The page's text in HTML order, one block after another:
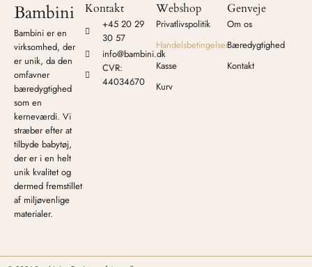
Bambini
Bambini er en
virksomhed, der
er unik, da den
omfavner
bæredygtighed
som en
kerneværdi. Vi
stræber efter at
tilbyde babytøj,
der er i en helt
unik kvalitet og
dermed fremstillet
af miljøvenlige
materialer.
Kontakt
+45 20 29
30 57
info@bambini.dk
CVR:
44034670
Webshop
Privatlivspolitik
Handelsbetingelser
Kasse
Kurv
Genveje
Om os
Bæredygtighed
Kontakt